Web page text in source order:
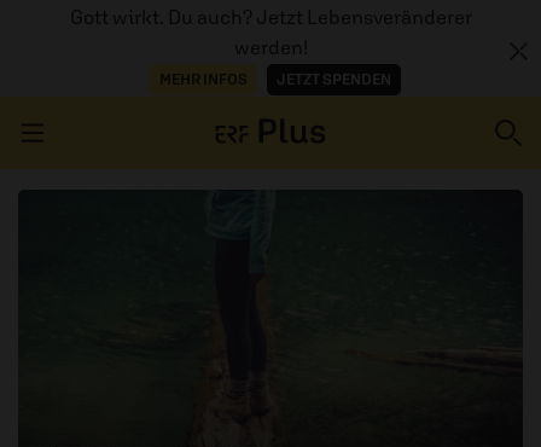
Gott wirkt. Du auch? Jetzt Lebensveränderer
werden!
MEHR INFOS JETZT SPENDEN